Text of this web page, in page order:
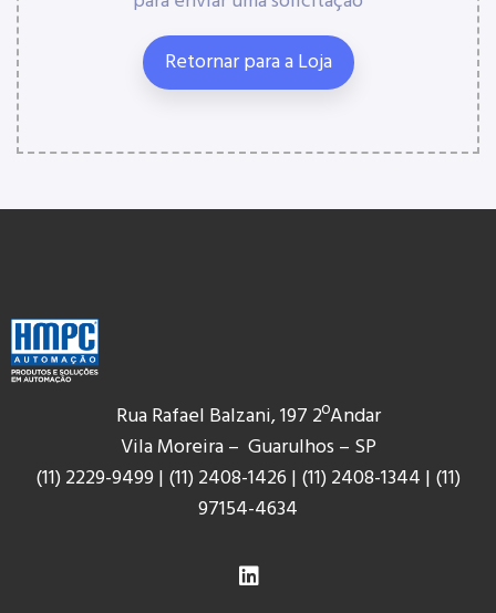
Retornar para a Loja
Rua Rafael Balzani, 197 2ºAndar
Vila Moreira – Guarulhos – SP
(11) 2229-9499| (11) 2408-1426 | (11) 2408-1344 | (11)
97154-4634